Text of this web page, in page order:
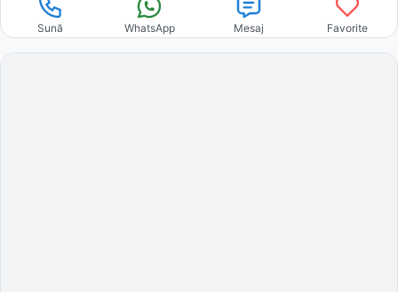
Sună WhatsApp Mesaj Favorite